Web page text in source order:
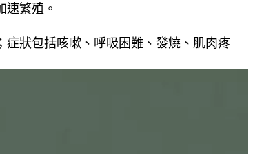
繁殖。
狀包括咳嗽、呼吸困難、發燒、肌肉疼